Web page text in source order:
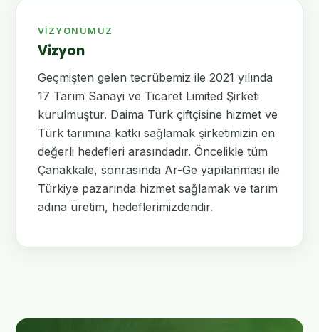
VIZYONUMUZ
Vizyon
Geçmişten gelen tecrübemiz ile 2021 yılında
17 Tarım Sanayi ve Ticaret Limited Şirketi
kurulmuştur. Daima Türk çiftçisine hizmet ve
Türk tarımına katkı sağlamak şirketimizin en
değerli hedefleri arasındadır. Öncelikle tüm
Çanakkale, sonrasında Ar-Ge yapılanması ile
Türkiye pazarında hizmet sağlamak ve tarım
adına üretim, hedeflerimizdendir.